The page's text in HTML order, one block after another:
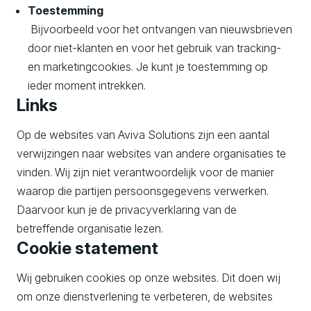
Toestemming
Bijvoorbeeld voor het ontvangen van nieuwsbrieven
door niet-klanten en voor het gebruik van tracking-
en marketingcookies. Je kunt je toestemming op
ieder moment intrekken.
Links
Op de websites van Aviva Solutions zijn een aantal
verwijzingen naar websites van andere organisaties te
vinden. Wij zijn niet verantwoordelijk voor de manier
waarop die partijen persoonsgegevens verwerken.
Daarvoor kun je de privacyverklaring van de
betreffende organisatie lezen.
Cookie statement
Wij gebruiken cookies op onze websites. Dit doen wij
om onze dienstverlening te verbeteren, de websites